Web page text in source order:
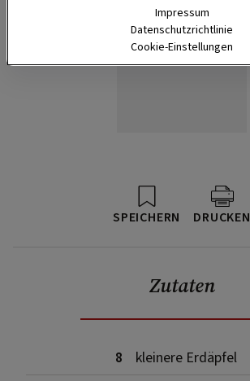
SPEICHERN DRUCKEN
Zutaten
8
kleinere Erdäpfel
Impressum
Datenschutzrichtlinie
Cookie-Einstellungen